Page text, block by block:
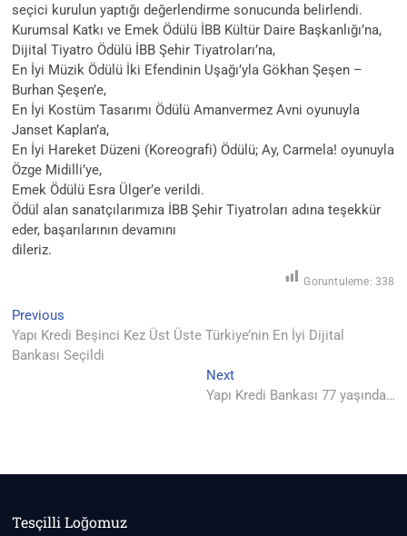
seçici kurulun yaptığı değerlendirme sonucunda belirlendi.
Kurumsal Katkı ve Emek Ödülü İBB Kültür Daire Başkanlığı’na,
Dijital Tiyatro Ödülü İBB Şehir Tiyatroları’na,
En İyi Müzik Ödülü İki Efendinin Uşağı’yla Gökhan Şeşen –
Burhan Şeşen’e,
En İyi Kostüm Tasarımı Ödülü Amanvermez Avni oyunuyla
Janset Kaplan’a,
En İyi Hareket Düzeni (Koreografi) Ödülü; Ay, Carmela! oyunuyla
Özge Midilli’ye,
Emek Ödülü Esra Ülger’e verildi.
Ödül alan sanatçılarımıza İBB Şehir Tiyatroları adına teşekkür
eder, başarılarının devamını
dileriz.
Goruntuleme: 338
Yazı
gezinmesi
Previous
post:
Yapı Kredi Beşinci Kez Üst Üste Türkiye’nin En İyi Dijital
Bankası Seçildi
NextNext
post:
Yapı Kredi Bankası 77 yaşında…
Tesçilli Loğomuz